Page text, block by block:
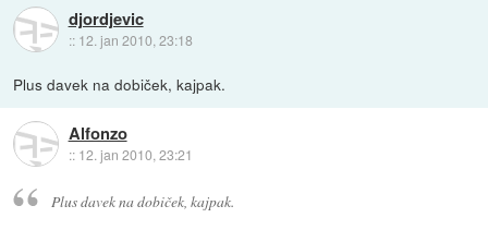
djordjevic
:: 12. jan 2010, 23:18
Plus davek na dobiček, kajpak.
Alfonzo
:: 12. jan 2010, 23:21
Plus davek na dobiček, kajpak.